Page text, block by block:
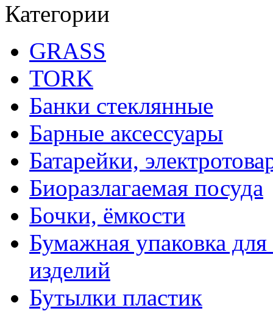
Категории
GRASS
TORK
Банки стеклянные
Барные аксессуары
Батарейки,
Биоразлагаемая посуда
Бочки, ёмкости
Бумажная упаковка
изделий
Бутылки пластик